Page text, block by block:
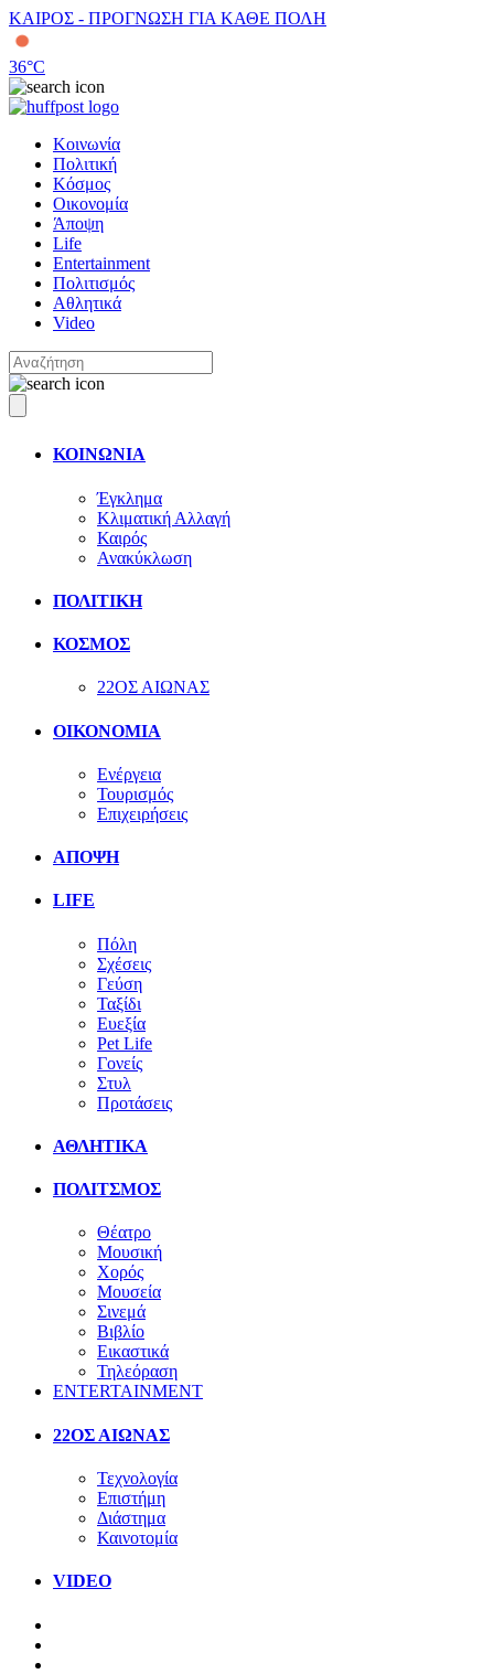
ΚΑΙΡΟΣ - ΠΡΟΓΝΩΣΗ ΓΙΑ ΚΑΘΕ ΠΟΛΗ
36°C
Κοινωνία
Πολιτική
Κόσμος
Οικονομία
Άποψη
Life
Entertainment
Πολιτισμός
Αθλητικά
Video
ΚΟΙΝΩΝΙΑ
Έγκλημα
Κλιματική Αλλαγή
Καιρός
Ανακύκλωση
ΠΟΛΙΤΙΚΗ
ΚΟΣΜΟΣ
22ΟΣ ΑΙΩΝΑΣ
ΟΙΚΟΝΟΜΙΑ
Ενέργεια
Τουρισμός
Επιχειρήσεις
ΑΠΟΨΗ
LIFE
Πόλη
Σχέσεις
Γεύση
Ταξίδι
Ευεξία
Pet Life
Γονείς
Στυλ
Προτάσεις
ΑΘΛΗΤΙΚΑ
ΠΟΛΙΤΣΜΟΣ
Θέατρο
Μουσική
Χορός
Μουσεία
Σινεμά
Βιβλίο
Εικαστικά
Τηλεόραση
ENTERTAINMENT
22ΟΣ ΑΙΩΝΑΣ
Τεχνολογία
Επιστήμη
Διάστημα
Καινοτομία
VIDEO